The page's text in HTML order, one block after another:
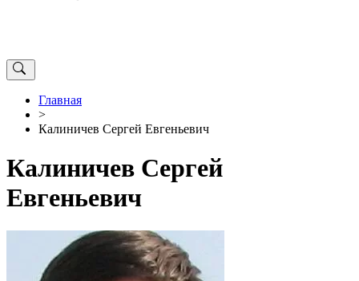
Главная
>
Калиничев Сергей Евгеньевич
Калиничев Сергей
Евгеньевич